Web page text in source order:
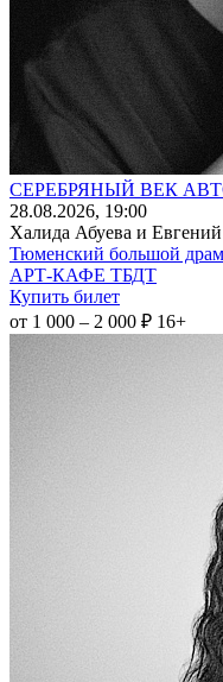
СЕРЕБРЯНЫЙ ВЕК
28.08.2026, 19:00
Халида Абуева и
Тюменский большой
АРТ-КАФЕ ТБДТ
Купить билет
от 1 000 – 2 000 ₽ 16+